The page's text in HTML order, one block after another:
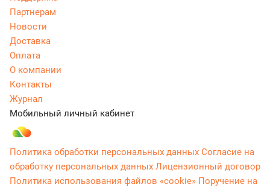
Партнерам
Новости
Доставка
Оплата
О компании
Контакты
Журнал
Мобильный личный кабинет
Политика обработки персональных данных Согласие на
обработку персональных данных Лицензионный договор
Политика использования файлов «cookie» Поручение на